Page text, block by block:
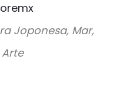
Joponesa, Mar,